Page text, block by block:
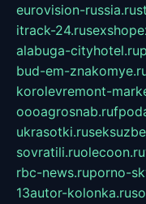
eurovision-russia.ru
itrack-24.ru
alabuga-cityhotel.ru
bud-em-
korolevremont-
oooagrosnab.ru
ukrasotki.ru
sovratili.ruolecoon.ru
rbc-news.ruporno-
13autor-kolonka.ru